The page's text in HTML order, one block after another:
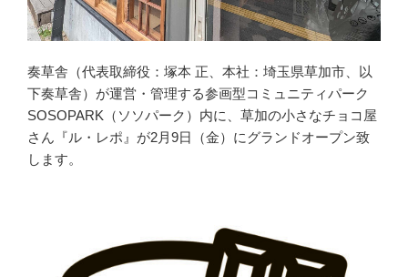
奏草舎（代表取締役：塚本 正、本社：埼玉県草加市、以
下奏草舎）が運営・管理する参画型コミュニティパーク
SOSOPARK（ソソパーク）内に、草加の小さなチョコ屋
さん『ル・レポ』が2月9日（金）にグランドオープン致
します。